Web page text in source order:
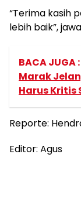
“Terima kasih
lebih baik”,
BACA JUGA :
Marak
Harus Kritis
Reporte:
Editor: Agus